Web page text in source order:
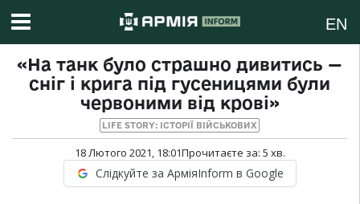
EN
«На танк було страшно дивитись —
сніг і крига під гусеницями були
червоними від крові»
LIFE STORY: ІСТОРІЇ ВІЙСЬКОВИХ
18 Лютого 2021, 18:01Прочитаєте за: 5 хв.
Слідкуйте за АрміяInform в Google